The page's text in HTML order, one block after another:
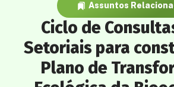
Assuntos
Ciclo de
Setoriais para
Plano de